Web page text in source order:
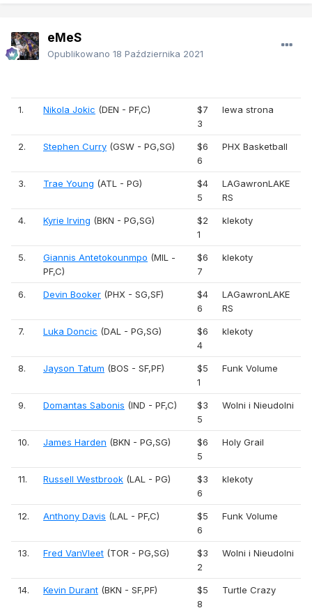
eMeS
Opublikowano 18 Października 2021
1. Nikola Jokic (DEN - PF,C)
$7
3
lewa strona
2. Stephen Curry (GSW - PG,SG)
$6
6
PHX Basketball
3. Trae Young (ATL - PG)
$4
5
LAGawronLAKE
RS
4. Kyrie Irving (BKN - PG,SG)
$2
1
klekoty
5. Giannis Antetokounmpo (MIL -
PF,C)
$6
7
klekoty
6. Devin Booker (PHX - SG,SF)
$4
6
LAGawronLAKE
RS
7. Luka Doncic (DAL - PG,SG)
$6
4
klekoty
8. Jayson Tatum (BOS - SF,PF)
$5
1
Funk Volume
9. Domantas Sabonis (IND - PF,C)
$3
5
Wolni i Nieudolni
10. James Harden (BKN - PG,SG)
$6
5
Holy Grail
11. Russell Westbrook (LAL - PG)
$3
6
klekoty
12. Anthony Davis (LAL - PF,C)
$5
6
Funk Volume
13. Fred VanVleet (TOR - PG,SG)
$3
2
Wolni i Nieudolni
14. Kevin Durant (BKN - SF,PF)
$5
8
Turtle Crazy